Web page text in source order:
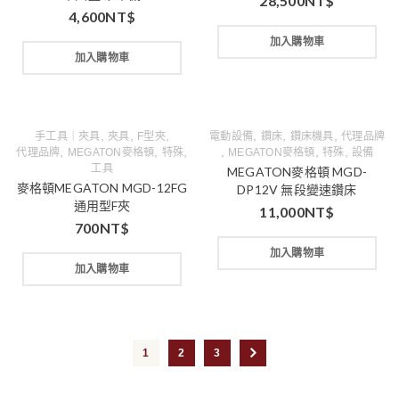
4,600NT$
加入購物車
加入購物車
手工具｜夾具 夾具 F型夾,
代理品牌 MEGATON麥格頓 特殊
工具
麥格頓MEGATON MGD-12FG
通用型F夾
700NT$
加入購物車
電動設備 鑽床 鑽床機具 代理品牌
MEGATON麥格頓 特殊 設備
MEGATON麥格頓 MGD-
DP12V 無段變速鑽床
11,000NT$
加入購物車
1 2 3